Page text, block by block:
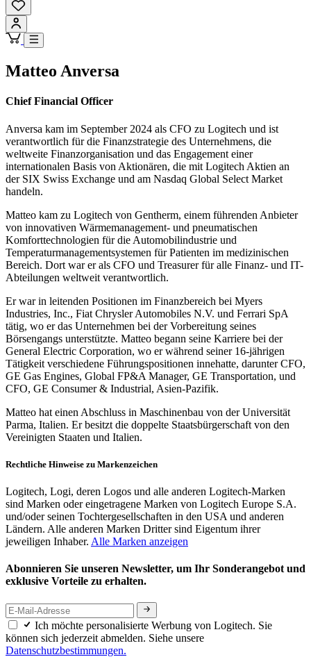
Matteo Anversa
Chief Financial Officer
Anversa kam im September 2024 als CFO zu Logitech und ist
verantwortlich für die Finanzstrategie des Unternehmens, die
weltweite Finanzorganisation und das Engagement einer
internationalen Basis von Aktionären, die mit Logitech Aktien an
der SIX Swiss Exchange und am Nasdaq Global Select Market
handeln.
Matteo kam zu Logitech von Gentherm, einem führenden Anbieter
von innovativen Wärmemanagement- und pneumatischen
Komforttechnologien für die Automobilindustrie und
Temperaturmanagementsystemen für Patienten im medizinischen
Bereich. Dort war er als CFO und Treasurer für alle Finanz- und IT-
Abteilungen weltweit verantwortlich.
Er war in leitenden Positionen im Finanzbereich bei Myers
Industries, Inc., Fiat Chrysler Automobiles N.V. und Ferrari SpA
tätig, wo er das Unternehmen bei der Vorbereitung seines
Börsengangs unterstützte. Matteo begann seine Karriere bei der
General Electric Corporation, wo er während seiner 16-jährigen
Tätigkeit verschiedene Führungspositionen innehatte, darunter CFO,
GE Gas Engines, Global FP&A Manager, GE Transportation, und
CFO, GE Consumer & Industrial, Asien-Pazifik.
Matteo hat einen Abschluss in Maschinenbau von der Universität
Parma, Italien. Er besitzt die doppelte Staatsbürgerschaft von den
Vereinigten Staaten und Italien.
Rechtliche Hinweise zu Markenzeichen
Logitech, Logi, deren Logos und alle anderen Logitech-Marken
sind Marken oder eingetragene Marken von Logitech Europe S.A.
und/oder seinen Tochtergesellschaften in den USA und anderen
Ländern. Alle anderen Marken Dritter sind Eigentum ihrer
jeweiligen Inhaber. Alle Marken anzeigen
Abonnieren Sie unseren Newsletter, um Ihr Sonderangebot und
exklusive Vorteile zu erhalten.
Ich möchte personalisierte Werbung von Logitech. Sie
können sich jederzeit abmelden. Siehe unsere
Datenschutzbestimmungen.